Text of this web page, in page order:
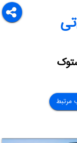
مرتبط